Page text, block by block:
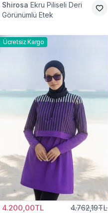
Shirosa Ekru Piliseli Deri
Görünümlü Etek
Ücretsiz Kargo
4.200,00TL 4.762,19TL